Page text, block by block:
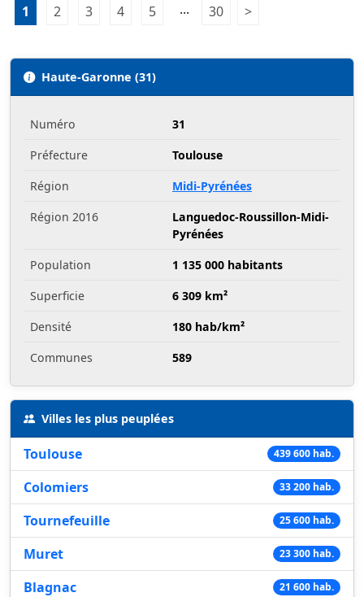
Pagination:
1 Page 1
2 Page 2
3 Page 3
4 Page 4
5 Page 5
... 30 Page 30
>
Haute-Garonne (31)
Numéro
31
Préfecture
Toulouse
Région
Midi-Pyrénées
Région 2016
Languedoc-Roussillon-Midi-
Pyrénées
Population
1 135 000 habitants
Superficie
6 309 km²
Densité
180 hab/km²
Communes
589
Villes les plus peuplées
Toulouse 439 600 hab.
Colomiers 33 200 hab.
Tournefeuille 25 600 hab.
Muret 23 300 hab.
Blagnac 21 600 hab.